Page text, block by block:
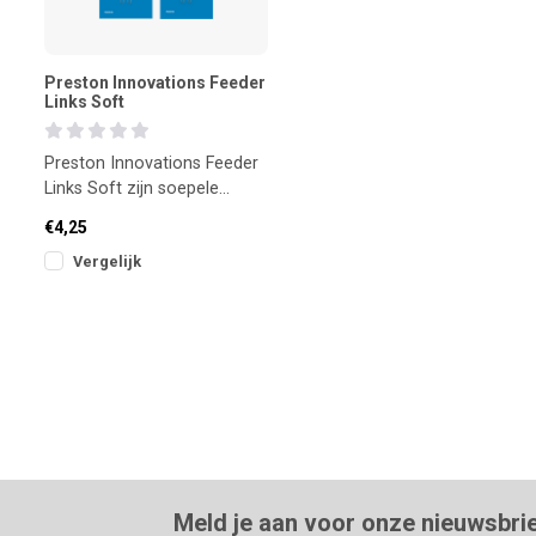
Preston Innovations Feeder
Links Soft
Preston Innovations Feeder
Links Soft zijn soepele
een natuurlijke prese
€4,25
Vergelijk
Meld je aan voor onze